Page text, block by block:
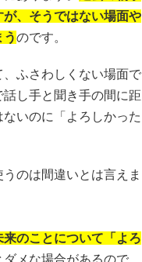
、そうではない場面や
のです。
ふさわしくない場面で
し手と聞き手の間に距
いのに「よろしかった
のは間違いとは言えま
のことについて「よろ
ダメな場合があるので、